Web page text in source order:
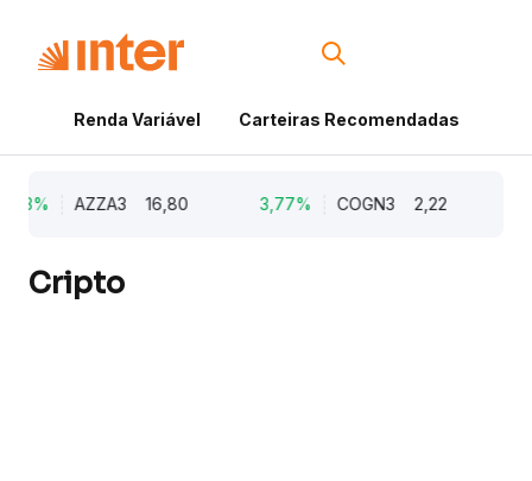
Renda Variável Carteiras Recomendadas
AZZA3 16,80 3,77% COGN3 2,22
Cripto